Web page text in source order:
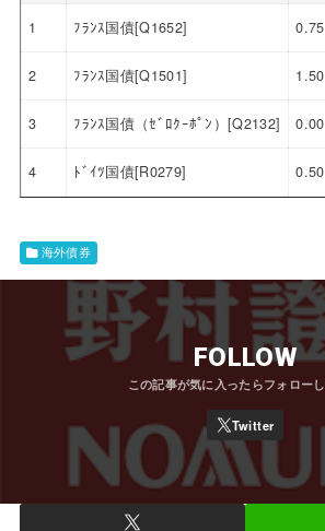
1 ﾌﾗﾝｽ国債[Q1652] 0.75
2 ﾌﾗﾝｽ国債[Q1501] 1.50
3 ﾌﾗﾝｽ国債（ｾﾞﾛｸｰﾎﾟﾝ）[Q2132] 0.00
4 ﾄﾞｲﾂ国債[R0279] 0.50
海外債券
FOLLOW